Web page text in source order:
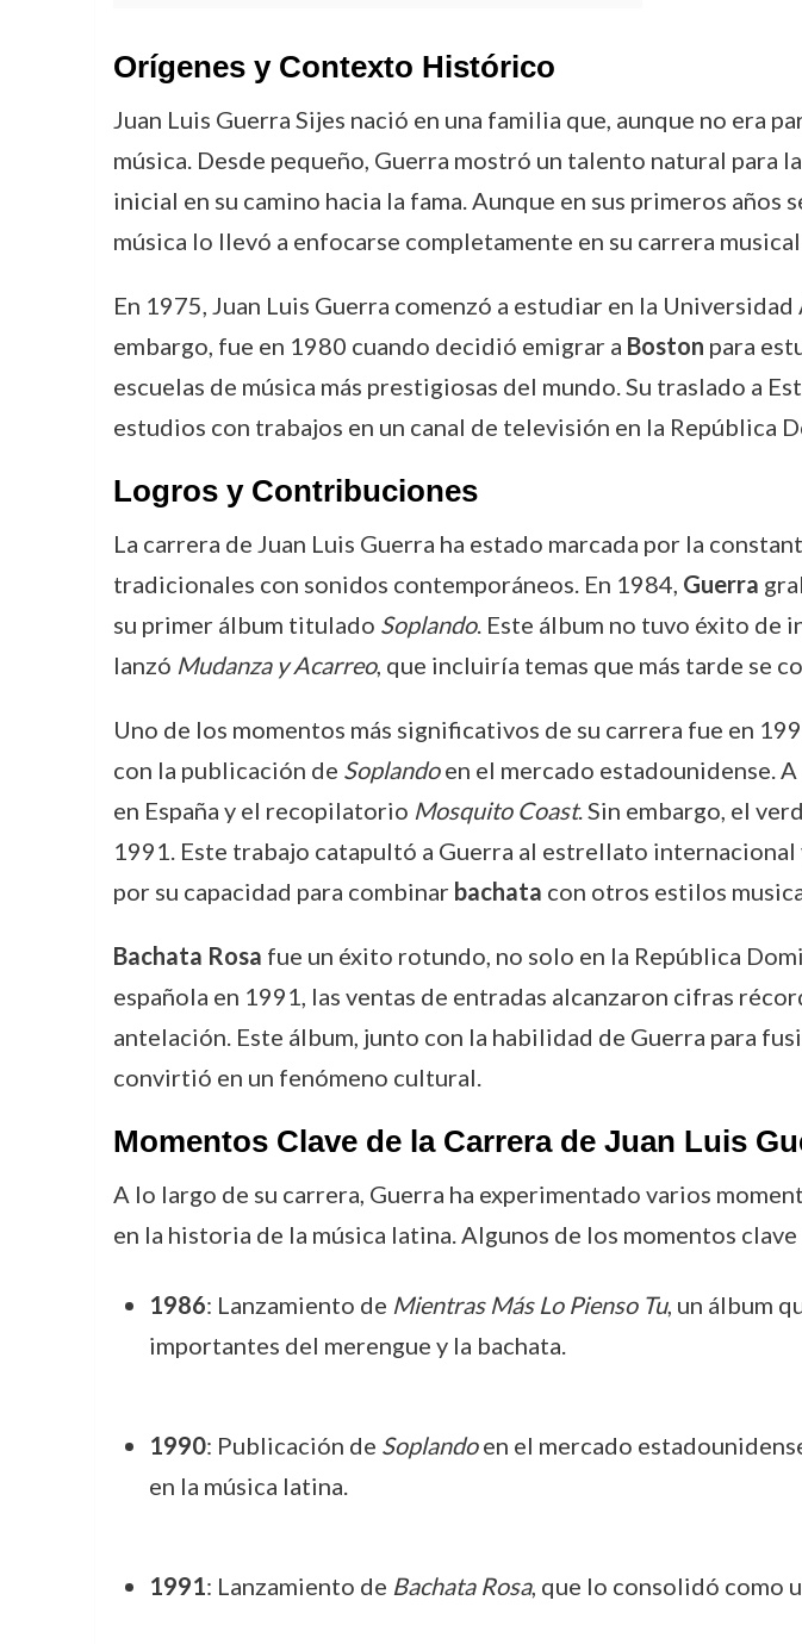
Orígenes y Contexto Histórico
Juan Luis Guerra Sijes nació en una familia que, aunque no era
música. Desde pequeño, Guerra mostró un talento natural para
inicial en su camino hacia la fama. Aunque en sus primeros
música lo llevó a enfocarse completamente en su carrera
En 1975, Juan Luis Guerra comenzó a estudiar en la
embargo, fue en 1980 cuando decidió emigrar a Boston para
escuelas de música más prestigiosas del mundo. Su traslado a
estudios con trabajos en un canal de televisión en la República
Logros y Contribuciones
La carrera de Juan Luis Guerra ha estado marcada por la
tradicionales con sonidos contemporáneos. En 1984, Guerra
su primer álbum titulado Soplando. Este álbum no tuvo éxito de
lanzó Mudanza y Acarreo, que incluiría temas que más tarde se
Uno de los momentos más significativos de su carrera fue en
con la publicación de Soplandoen el mercado estadounidense. A
en España y el recopilatorio Mosquito Coast. Sin embargo, el
1991. Este trabajo catapultó a Guerra al estrellato
por su capacidad para combinar bachata con otros estilos
Bachata Rosa fue un éxito rotundo, no solo en la República
española en 1991, las ventas de entradas alcanzaron cifras
antelación. Este álbum, junto con la habilidad de Guerra para
convirtió en un fenómeno cultural.
Momentos Clave de la Carrera de Juan Luis
A lo largo de su carrera, Guerra ha experimentado varios
en la historia de la música latina. Algunos de los momentos
1986: Lanzamiento de Mientras Más Lo Pienso Tu, un álbum
importantes del merengue y la bachata.
1990: Publicación de Soplandoen el mercado
en la música latina.
1991: Lanzamiento de Bachata Rosa, que lo consolidó como